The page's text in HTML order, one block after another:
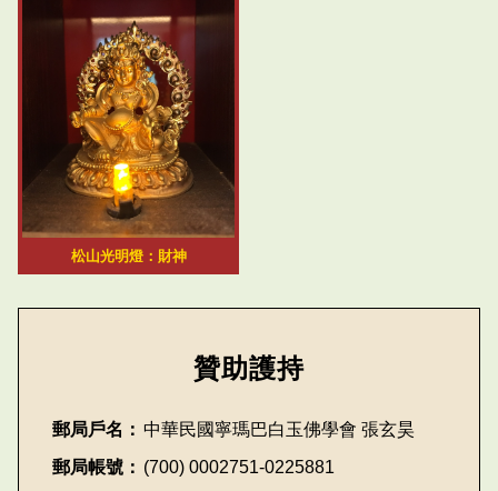
松山光明燈：財神
贊助護持
郵局戶名： 中華民國寧瑪巴白玉佛學會 張玄昊
郵局帳號： (700) 0002751-0225881